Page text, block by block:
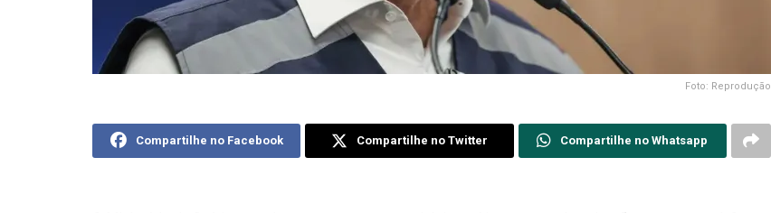
Foto: Reprodução
Compartilhe no Facebook Compartilhe no Twitter Compartilhe no Whatsapp